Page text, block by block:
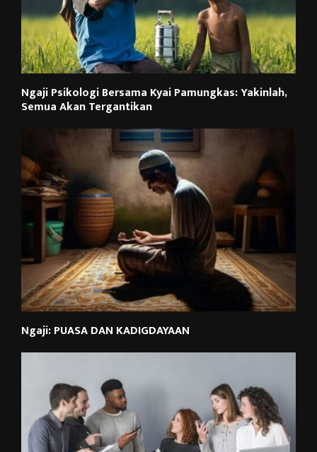
Ngaji Psikologi Bersama Kyai Pamungkas: Yakinlah,
Semua Akan Tergantikan
Ngaji: PUASA DAN KADIGDAYAAN